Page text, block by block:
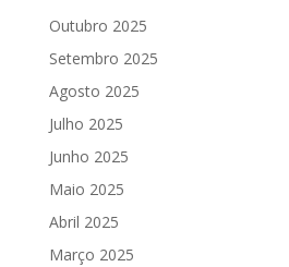
Outubro 2025
Setembro 2025
Agosto 2025
Julho 2025
Junho 2025
Maio 2025
Abril 2025
Março 2025